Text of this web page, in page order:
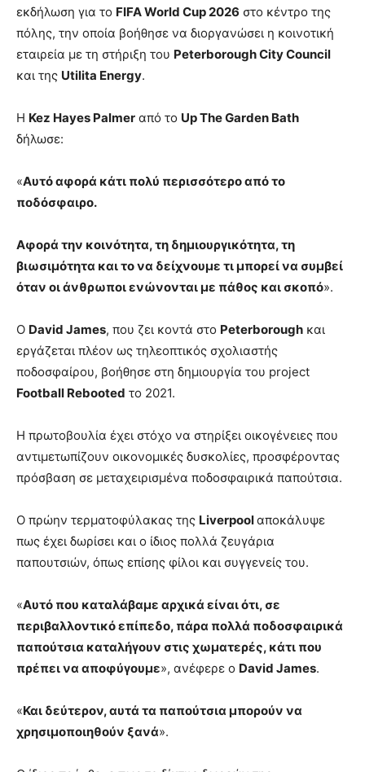
εκδήλωση για το FIFA World Cup 2026 στο κέντρο της
πόλης, την οποία βοήθησε να διοργανώσει η κοινοτική
εταιρεία με τη στήριξη του Peterborough City Council
και της Utilita Energy.
Η Kez Hayes Palmer από το Up The Garden Bath
δήλωσε:
«Αυτό αφορά κάτι πολύ περισσότερο από το
ποδόσφαιρο.
Αφορά την κοινότητα, τη δημιουργικότητα, τη
βιωσιμότητα και το να δείχνουμε τι μπορεί να συμβεί
όταν οι άνθρωποι ενώνονται με πάθος και σκοπό».
Ο David James, που ζει κοντά στο Peterborough και
εργάζεται πλέον ως τηλεοπτικός σχολιαστής
ποδοσφαίρου, βοήθησε στη δημιουργία του project
Football Rebooted το 2021.
Η πρωτοβουλία έχει στόχο να στηρίξει οικογένειες που
αντιμετωπίζουν οικονομικές δυσκολίες, προσφέροντας
πρόσβαση σε μεταχειρισμένα ποδοσφαιρικά παπούτσια.
Ο πρώην τερματοφύλακας της Liverpoolαποκάλυψε
πως έχει δωρίσει και ο ίδιος πολλά ζευγάρια
παπουτσιών, όπως επίσης φίλοι και συγγενείς του.
«Αυτό που καταλάβαμε αρχικά είναι ότι, σε
περιβαλλοντικό επίπεδο, πάρα πολλά ποδοσφαιρικά
παπούτσια καταλήγουν στις χωματερές, κάτι που
πρέπει να αποφύγουμε», ανέφερε ο David James.
«Και δεύτερον, αυτά τα παπούτσια μπορούν να
χρησιμοποιηθούν ξανά».